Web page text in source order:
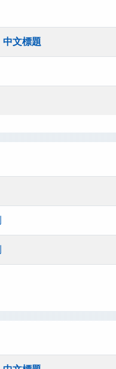
中文標題